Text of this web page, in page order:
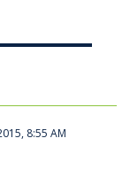
8:55 AM